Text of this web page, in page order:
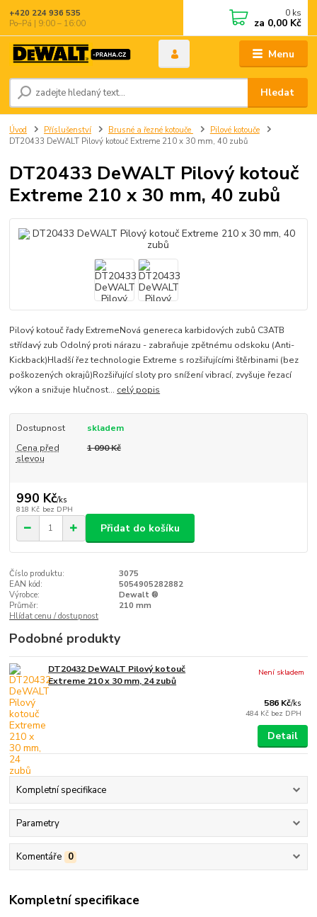
Menu
Hledat
+420 224 936 535
Po–Pá | 9:00 – 16:00
0 ks
za 0,00 Kč
Úvod Příslušenství Brusné a řezné kotouče
Pilové kotouče
DT20433 DeWALT Pilový kotouč Extreme 210 x 30 mm, 40 zubů
DT20433 DeWALT Pilový kotouč
Extreme 210 x 30 mm, 40 zubů
Pilový kotouč řady ExtremeNová genereca karbidových zubů C3ATB
střídavý zub Odolný proti nárazu - zabraňuje zpětnému odskoku (Anti-
Kickback)Hladší řez technologie Extreme s rozšiřujícími štěrbinami (bez
poškozených okrajů)Rozšiřující sloty pro snížení vibrací, zvyšuje řezací
výkon a snižuje hlučnost... celý popis
Dostupnost
skladem
Cena před
slevou
1 090 Kč
990 Kč/ks
818 Kč bez DPH
Přidat do košíku
Číslo produktu:
3075
EAN kód:
5054905282882
Výrobce:
Dewalt ®
Průměr:
210 mm
Hlídat cenu / dostupnost
Podobné produkty
DT20432 DeWALT Pilový kotouč
Extreme 210 x 30 mm, 24 zubů
586 Kč/ks
484 Kč bez DPH
Není skladem
Detail
Kompletní specifikace
Parametry
Komentáře 0
Kompletní specifikace